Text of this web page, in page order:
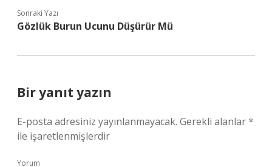
Sonraki Yazı
Gözlük Burun Ucunu Düşürür Mü
Bir yanıt yazın
E-posta adresiniz yayınlanmayacak. Gerekli alanlar*
ile işaretlenmişlerdir
Yorum